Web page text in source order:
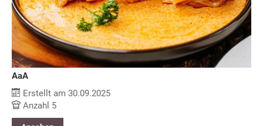
AaA
Erstellt am 30.09.2025
Anzahl 5